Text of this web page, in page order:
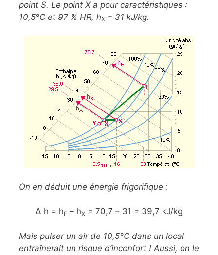
point S. Le point X a pour caractéristiques :
10,5°C et 97 % HR, hX = 31 kJ/kg.
On en déduit une énergie frigorifique :
Δ h = hE – hX = 70,7 – 31 = 39,7 kJ/kg
Mais pulser un air de 10,5°C dans un local
entraînerait un risque d’inconfort ! Aussi, on le